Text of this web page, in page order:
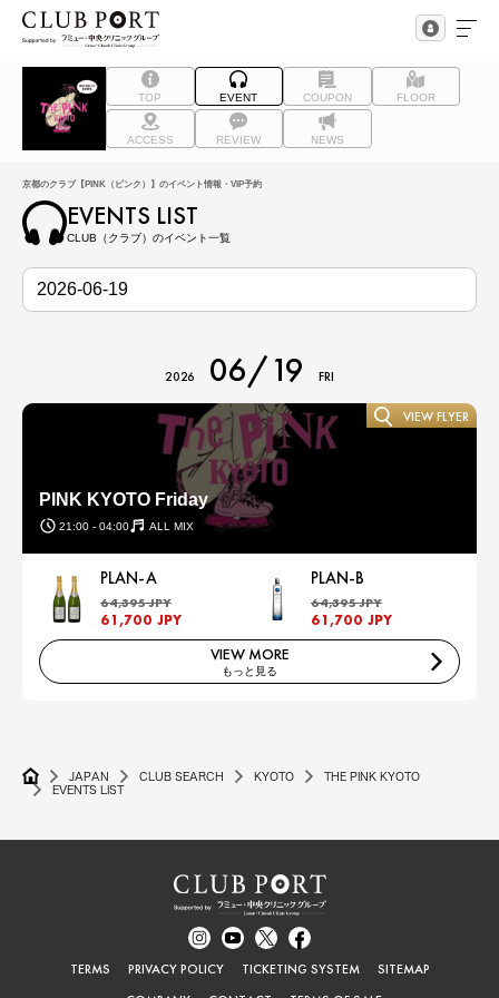
TOP EVENT COUPON FLOOR
ACCESS REVIEW NEWS
京都のクラブ【PINK（ピンク）】のイベント情報・VIP予約
EVENTS LIST
CLUB（クラブ）のイベント一覧
2026 06/19 FRI
PINK KYOTO Friday
21:00 - 04:00 ALL MIX
VIEW FLYER
PLAN-A
64,395 JPY
61,700 JPY
PLAN-B
64,395 JPY
61,700 JPY
VIEW MORE
もっと見る
JAPAN CLUB SEARCH KYOTO
THE PINK KYOTO
EVENTS LIST
TERMS PRIVACY POLICY TICKETING SYSTEM
SITEMAP